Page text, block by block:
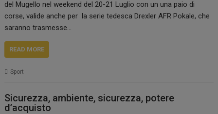
del Mugello nel weekend del 20-21 Luglio con un una paio di
corse, valide anche per la serie tedesca Drexler AFR Pokale, che
saranno trasmesse…
READ MORE
Sport
Sicurezza, ambiente, sicurezza, potere
d’acquisto